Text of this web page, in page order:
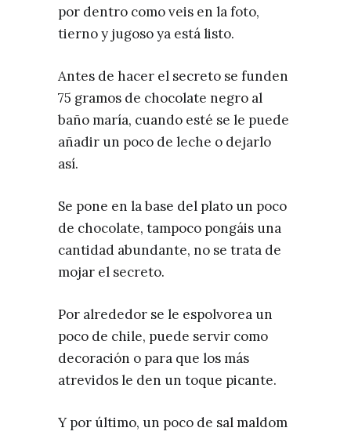
por dentro como veis en la foto,
tierno y jugoso ya está listo.
Antes de hacer el secreto se funden
75 gramos de chocolate negro al
baño maría, cuando esté se le puede
añadir un poco de leche o dejarlo
así.
Se pone en la base del plato un poco
de chocolate, tampoco pongáis una
cantidad abundante, no se trata de
mojar el secreto.
Por alrededor se le espolvorea un
poco de chile, puede servir como
decoración o para que los más
atrevidos le den un toque picante.
Y por último, un poco de sal maldom